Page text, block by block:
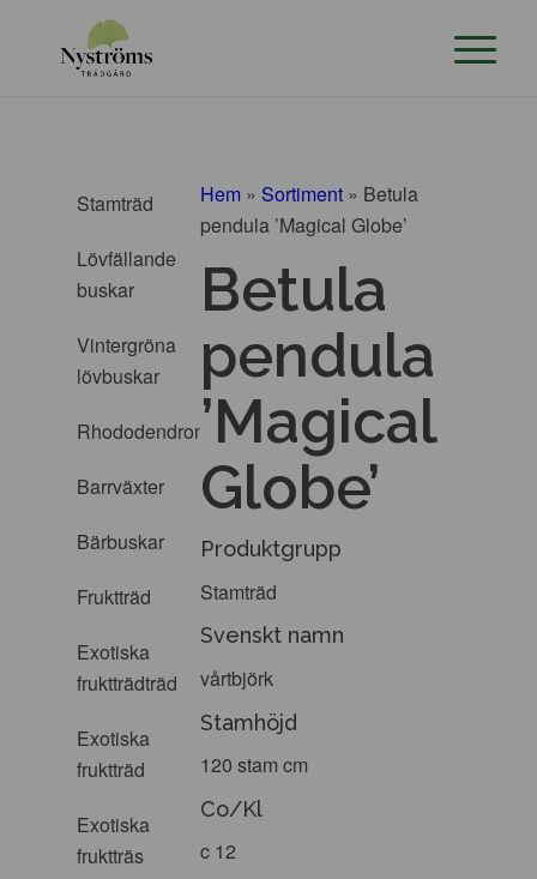
Stamträd
Lövfällande
buskar
Vintergröna
lövbuskar
Rhododendron
Barrväxter
Bärbuskar
Fruktträd
Exotiska
fruktträdträd
Exotiska
fruktträd
Exotiska
fruktträs
Hem » Sortiment » Betula
pendula ’Magical Globe’
Betula
pendula
’Magical
Globe’
Produktgrupp
Stamträd
Svenskt namn
vårtbjörk
Stamhöjd
120 stam cm
Co/Kl
c 12